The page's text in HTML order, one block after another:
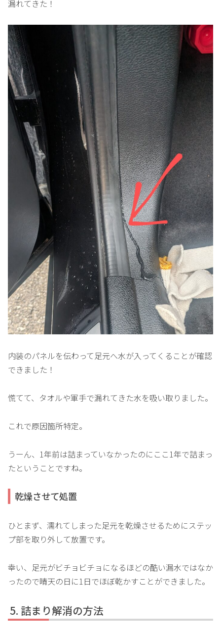
漏れてきた！
内装のパネルを伝わって足元へ水が入ってくることが確認
できました！
慌てて、タオルや軍手で漏れてきた水を吸い取りました。
これで原因箇所特定。
うーん、1年前は詰まっていなかったのにここ1年で詰まっ
たということですね。
乾燥させて処置
ひとまず、濡れてしまった足元を乾燥させるためにステッ
プ部を取り外して放置です。
幸い、足元がビチョビチョになるほどの酷い漏水ではなか
ったので晴天の日に1日でほぼ乾かすことができました。
詰まり解消の方法